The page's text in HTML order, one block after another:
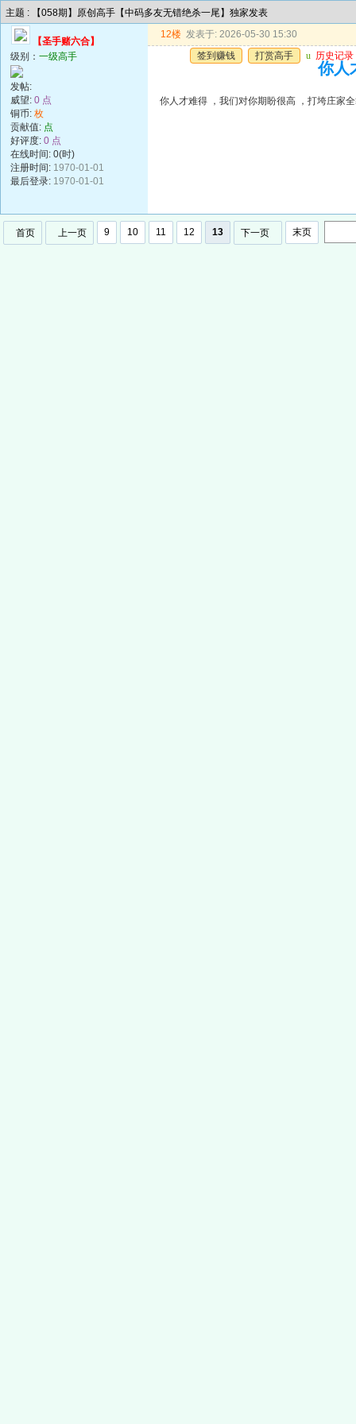
主题 : 【058期】原创高手【中码多友无错绝杀一尾】独家发表
【圣手赌六合】
级别： 一级高手
发帖:
威望: 0 点
铜币: 枚
贡献值: 点
好评度: 0 点
在线时间: 0(时)
注册时间: 1970-01-01
最后登录: 1970-01-01
12楼 发表于: 2026-05-30 15:30
签到赚钱
打赏高手 u 历史记录
你人
你人才难得 ，我们对你期盼很高 ，打垮庄家
首页 上一页 9 10 11 12 13 下一页 末页